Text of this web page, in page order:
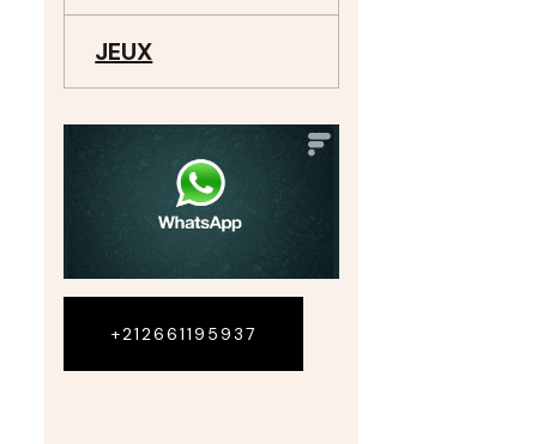
JEUX
+212661195937